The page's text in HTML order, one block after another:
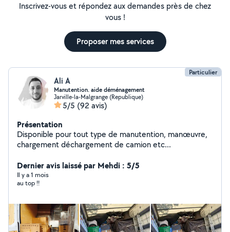
Inscrivez-vous et répondez aux demandes près de chez
vous !
Proposer mes services
Particulier
Ali A
Manutention. aide déménagement
Jarville-la-Malgrange (Republique)
5/5 (92 avis)
Présentation
Disponible pour tout type de manutention, manœuvre,
chargement déchargement de camion etc...
Dernier avis laissé par Mehdi : 5/5
Il y a 1 mois
au top !!